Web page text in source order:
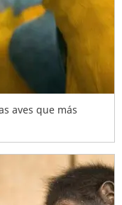
aves que más